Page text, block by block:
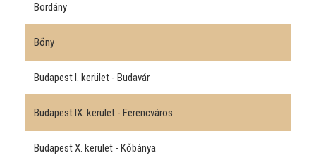
Bordány
Bőny
Budapest I. kerület - Budavár
Budapest IX. kerület - Ferencváros
Budapest X. kerület - Kőbánya